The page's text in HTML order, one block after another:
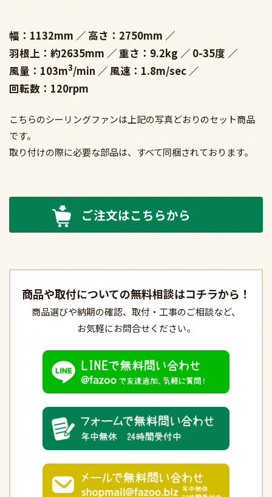
幅：1132mm
高さ：2750mm
羽根上：約2635mm
重さ：9.2kg
0-35度
風量：103m3/min
風速：1.8m/sec
回転数：120rpm
こちらのシーリングファンは上記の写真どおりのセット商品
です。
取り付けの際に必要な部品は、すべて同梱されております。
ご注文はこちらから
商品や取付についての無料相談はコチラから！
商品選びや納期の確認、 取付・工事のご相談など、
お気軽にお問合せください。